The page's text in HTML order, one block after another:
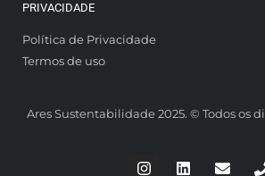
PRIVACIDADE
Política de Privacidade
Termos de uso
Ares Sustentabilidade 2025. © Todos os